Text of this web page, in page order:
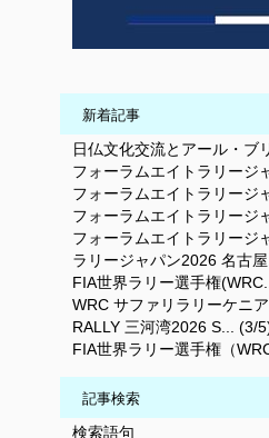
新着記事
日仏文化交流とアール・ブ
フォーラムエイトラリージ
フォーラムエイトラリージ
フォーラムエイトラリージ
フォーラムエイトラリージ
ラリージャパン2026 名古
FIA世界ラリー選手権
WRC サファリラリーケニ
RALLY 三河湾2026 S... (3/
FIA世界ラリー選手権（
記事検索
検索語句